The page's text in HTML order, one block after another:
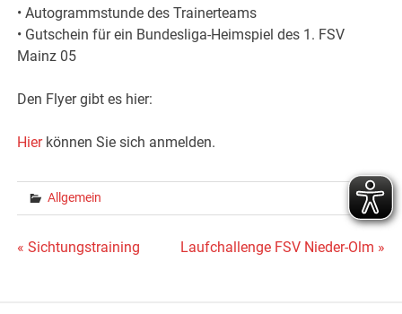
• Autogrammstunde des Trainerteams
• Gutschein für ein Bundesliga-Heimspiel des 1. FSV
Mainz 05
Den Flyer gibt es hier:
Hierkönnen Sie sich anmelden.
Allgemein
Beitragsnavigation
« Sichtungstraining Laufchallenge FSV Nieder-Olm »